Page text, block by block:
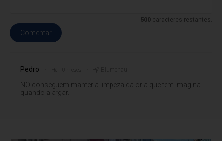
500caracteres restantes.
Comentar
Pedro Há 10 meses
NO conseguem manter a limpeza da orla que tem imagina
quando alargar.